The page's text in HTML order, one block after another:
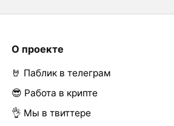
О проекте
🤘 Паблик в телеграм
😎 Работа в крипте
👌 Мы в твиттере